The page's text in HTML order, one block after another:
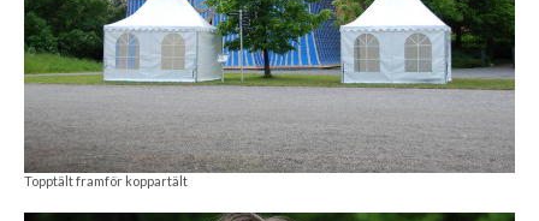
Topptält framför koppartält